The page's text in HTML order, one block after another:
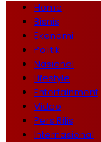
Home
Bisnis
Ekonomi
Politik
Nasional
Lifestyle
Entertainment
Video
Pers Rilis
Internasional